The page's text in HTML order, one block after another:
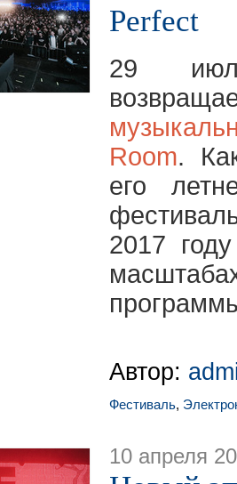
Perfect
29
Room.
его
2017
Автор:
Фестиваль,
10 апреля